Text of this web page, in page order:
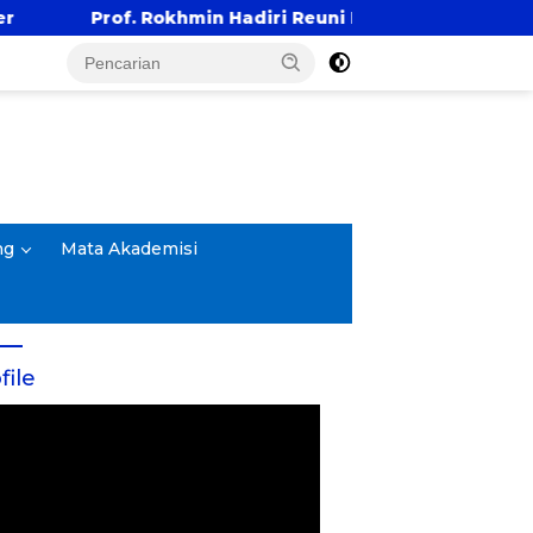
Hadiri Reuni Emas Alumni SMANDA Kota Cirebon
Mata Akademisi